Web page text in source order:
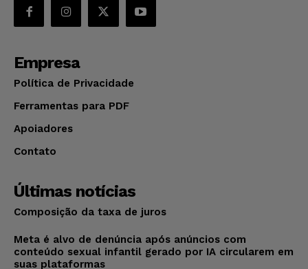
Empresa
Política de Privacidade
Ferramentas para PDF
Apoiadores
Contato
Últimas notícias
Composição da taxa de juros
Meta é alvo de denúncia após anúncios com
conteúdo sexual infantil gerado por IA circularem em
suas plataformas